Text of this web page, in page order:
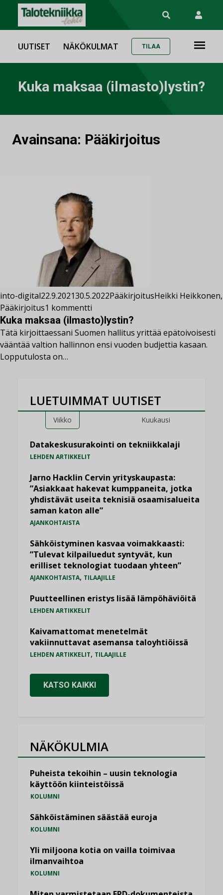
UUTISET NÄKÖKULMAT TILAA
Kuka maksaa (ilmasto)lystin?
Avainsana: Pääkirjoitus
into-digital22.9.202130.5.2022PääkirjoitusHeikki Heikkonen,
Pääkirjoitus1 kommentti
Kuka maksaa (ilmasto)lystin?
Tätä kirjoittaessani Suomen hallitus yrittää epätoivoisesti
vääntää valtion hallinnon ensi vuoden budjettia kasaan.
Lopputulosta on…
LUETUIMMAT UUTISET
Viikko Kuukausi
Datakeskusurakointi on tekniikkalaji
LEHDEN ARTIKKELIT
Jarno Hacklin Cervin yrityskaupasta:
”Asiakkaat hakevat kumppaneita, jotka
yhdistävät useita teknisiä osaamisalueita
saman katon alle”
AJANKOHTAISTA
Sähköistyminen kasvaa voimakkaasti:
”Tulevat kilpailuedut syntyvät, kun
erilliset teknologiat tuodaan yhteen”
AJANKOHTAISTA, TILAAJILLE
Puutteellinen eristys lisää lämpöhäviöitä
LEHDEN ARTIKKELIT
Kaivamattomat menetelmät
vakiinnuttavat asemansa taloyhtiöissä
LEHDEN ARTIKKELIT, TILAAJILLE
KATSO KAIKKI
NÄKÖKULMIA
Puheista tekoihin – uusin teknologia
käyttöön kiinteistöissä
KOLUMNI
Sähköistäminen säästää euroja
KOLUMNI
Yli miljoona kotia on vailla toimivaa
ilmanvaihtoa
KOLUMNI